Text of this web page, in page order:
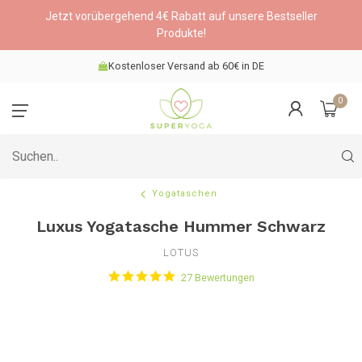
Jetzt vorübergehend 4€ Rabatt auf unsere Bestseller
Produkte!
Kostenloser Versand ab 60€ in DE
0
Yogataschen
Luxus Yogatasche Hummer Schwarz
LOTUS
27 Bewertungen